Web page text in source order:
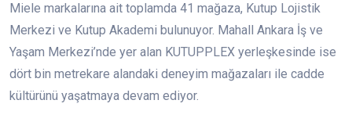
Miele markalarına ait toplamda 41 mağaza, Kutup Lojistik
Merkezi ve Kutup Akademi bulunuyor. Mahall Ankara İş ve
Yaşam Merkezi’nde yer alan KUTUPPLEX yerleşkesinde ise
dört bin metrekare alandaki deneyim mağazaları ile cadde
kültürünü yaşatmaya devam ediyor.